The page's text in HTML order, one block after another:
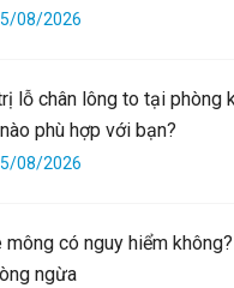
08/2026
lỗ chân lông to tại phòng
phù hợp với bạn?
08/2026
mông có nguy hiểm
ngừa